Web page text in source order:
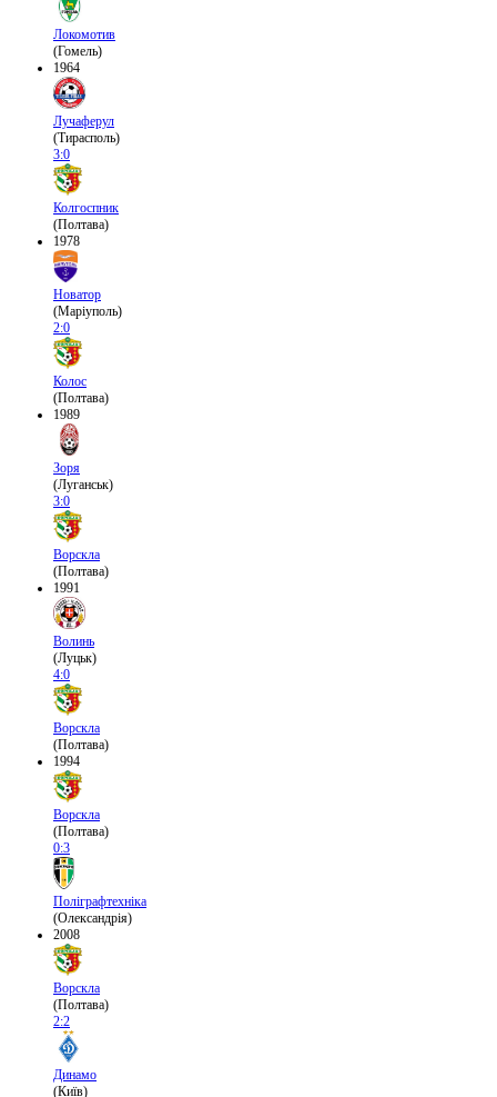
Локомотив
(Гомель)
1964
Лучаферул
(Тирасполь)
3:0
Колгоспник
(Полтава)
1978
Новатор
(Маріуполь)
2:0
Колос
(Полтава)
1989
Зоря
(Луганськ)
3:0
Ворскла
(Полтава)
1991
Волинь
(Луцьк)
4:0
Ворскла
(Полтава)
1994
Ворскла
(Полтава)
0:3
Поліграфтехніка
(Олександрія)
2008
Ворскла
(Полтава)
2:2
Динамо
(Київ)